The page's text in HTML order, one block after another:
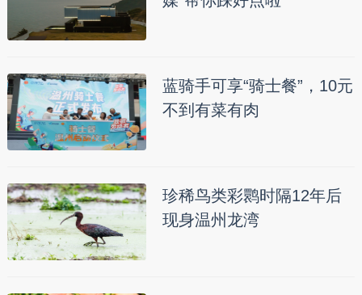
蓝骑手可享“骑士餐”，10元
不到有菜有肉
珍稀鸟类彩鹮时隔12年后
现身温州龙湾